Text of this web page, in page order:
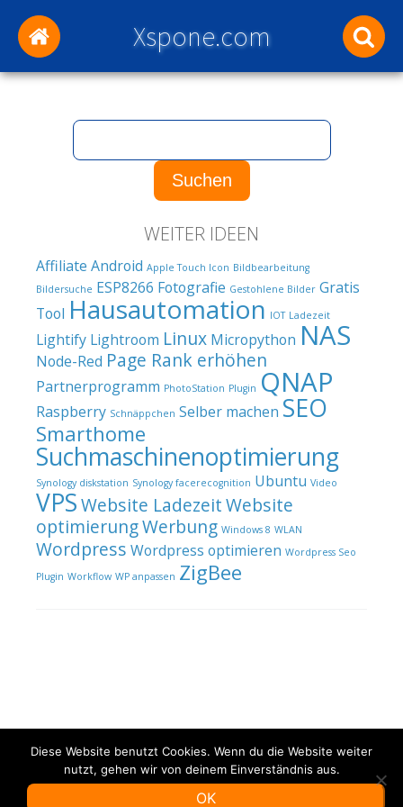
Xspone.com
WEITER IDEEN
Affiliate Android Apple Touch Icon Bildbearbeitung
Bildersuche ESP8266 Fotografie Gestohlene Bilder Gratis
Tool Hausautomation IOT Ladezeit
Lightify Lightroom Linux Micropython NAS
Node-Red Page Rank erhöhen
Partnerprogramm PhotoStation Plugin QNAP
Raspberry Schnäppchen Selber machen SEO
Smarthome
Suchmaschinenoptimierung
Synology diskstation Synology facerecognition Ubuntu Video
VPSWebsite LadezeitWebsite
optimierungWerbung Windows 8 WLAN
Wordpress Wordpress optimieren Wordpress Seo
Plugin Workflow WP anpassen ZigBee
Diese Website benutzt Cookies. Wenn du die Website weiter
nutzt, gehen wir von deinem Einverständnis aus.
OK